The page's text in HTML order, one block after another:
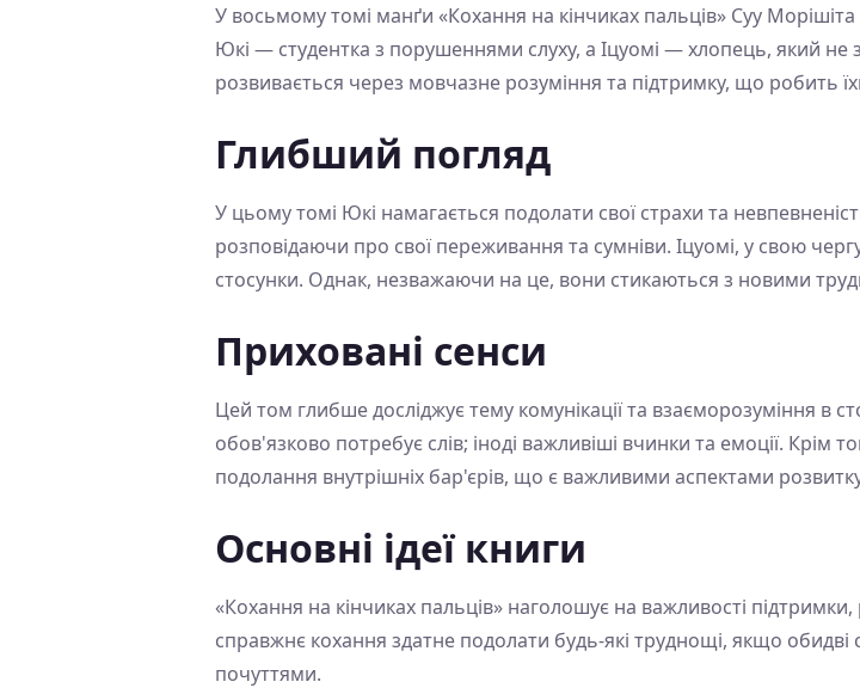
У восьмому томі манґи «Кохання на кінчиках пальців» Суу
Юкі — студентка з порушеннями слуху, а Іцуомі — хлопець, який не
розвивається через мовчазне розуміння та підтримку, що робить
Глибший погляд
У цьому томі Юкі намагається подолати свої страхи та
розповідаючи про свої переживання та сумніви. Іцуомі, у свою
стосунки. Однак, незважаючи на це, вони стикаються з новими
Приховані сенси
Цей том глибше досліджує тему комунікації та взаєморозуміння в
обов'язково потребує слів; іноді важливіші вчинки та емоції.
подолання внутрішніх бар'єрів, що є важливими аспектами
Основні ідеї книги
«Кохання на кінчиках пальців» наголошує на важливості
справжнє кохання здатне подолати будь-які труднощі, якщо
почуттями.